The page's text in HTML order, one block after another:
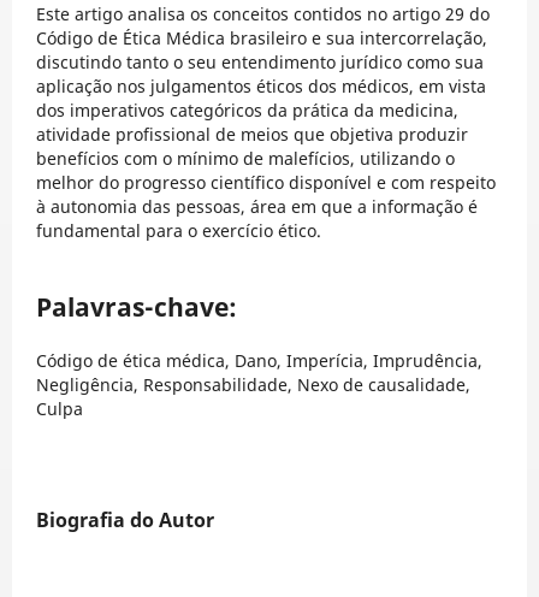
Este artigo analisa os conceitos contidos no artigo 29 do
Código de Ética Médica brasileiro e sua intercorrelação,
discutindo tanto o seu entendimento jurídico como sua
aplicação nos julgamentos éticos dos médicos, em vista
dos imperativos categóricos da prática da medicina,
atividade profissional de meios que objetiva produzir
benefícios com o mínimo de malefícios, utilizando o
melhor do progresso científico disponível e com respeito
à autonomia das pessoas, área em que a informação é
fundamental para o exercício ético.
Palavras-chave:
Código de ética médica, Dano, Imperícia, Imprudência,
Negligência, Responsabilidade, Nexo de causalidade,
Culpa
Biografia do Autor